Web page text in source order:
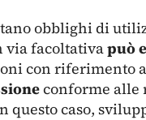
obblighi di
via facoltativapuò
con riferimento
conforme alle
questo caso,